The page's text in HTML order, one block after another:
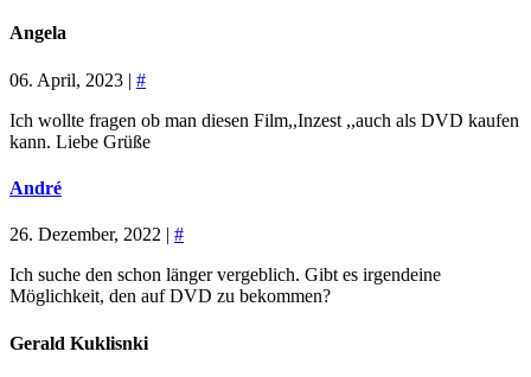
Angela
06. April, 2023 | #
Ich wollte fragen ob man diesen Film,,Inzest ,,auch als DVD kaufen
kann. Liebe Grüße
André
26. Dezember, 2022 | #
Ich suche den schon länger vergeblich. Gibt es irgendeine
Möglichkeit, den auf DVD zu bekommen?
Gerald Kuklisnki